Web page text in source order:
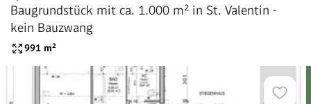
Baugrundstück mit ca. 1.000 m² in St. Valentin -
kein Bauzwang
991 m²